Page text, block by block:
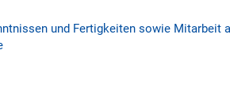
und Fertigkeiten sowie Mitarbeit